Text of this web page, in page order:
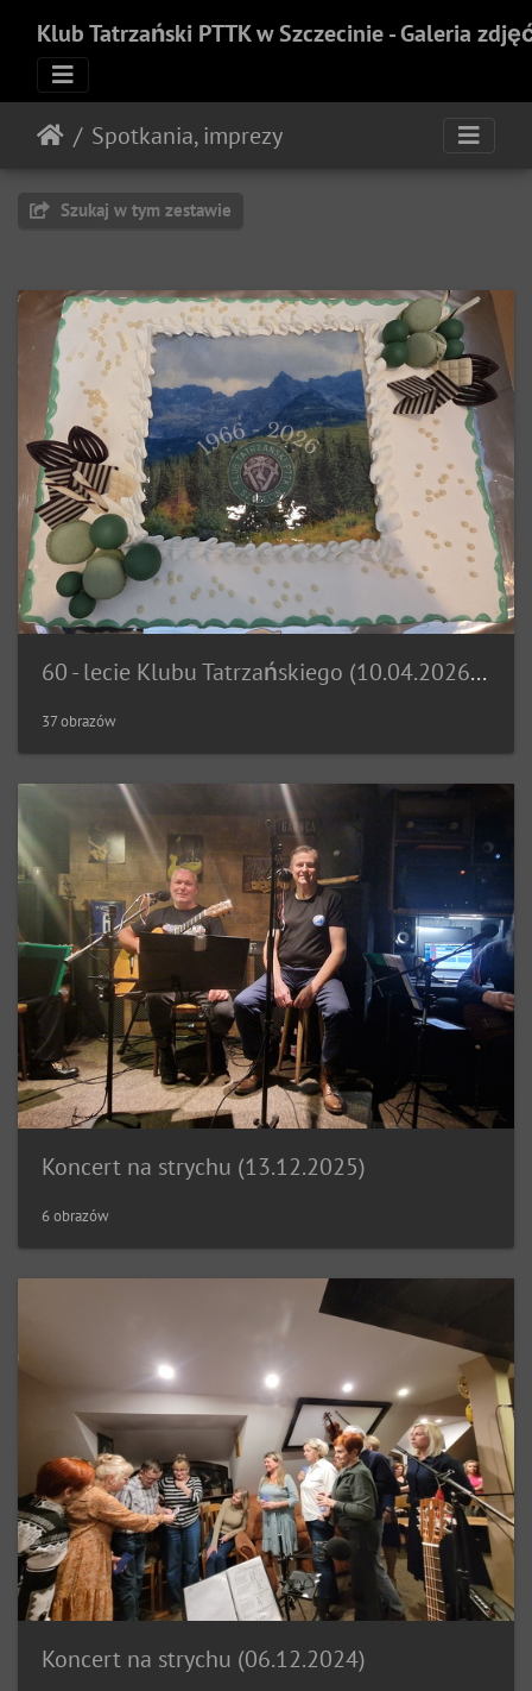
Klub Tatrzański PTTK w Szczecinie - Galeria
Spotkania, imprezy
Szukaj w tym zestawie
60 - lecie Klubu Tatrzańskiego (10.04.2026 r.)
37 obrazów
Koncert na strychu (13.12.2025)
6 obrazów
Koncert na strychu (06.12.2024)